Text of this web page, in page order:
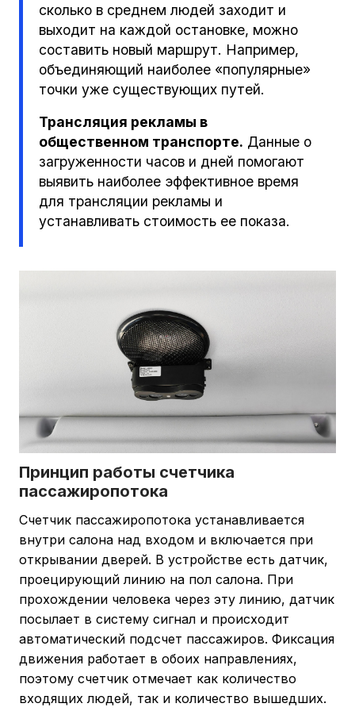
сколько в среднем людей заходит и
выходит на каждой остановке, можно
составить новый маршрут. Например,
объединяющий наиболее «популярные»
точки уже существующих путей.
Трансляция рекламы в
общественном транспорте. Данные о
загруженности часов и дней помогают
выявить наиболее эффективное время
для трансляции рекламы и
устанавливать стоимость ее показа.
Принцип работы счетчика
пассажиропотока
Счетчик пассажиропотока устанавливается
внутри салона над входом и включается при
открывании дверей. В устройстве есть датчик,
проецирующий линию на пол салона. При
прохождении человека через эту линию, датчик
посылает в систему сигнал и происходит
автоматический подсчет пассажиров. Фиксация
движения работает в обоих направлениях,
поэтому счетчик отмечает как количество
входящих людей, так и количество вышедших.